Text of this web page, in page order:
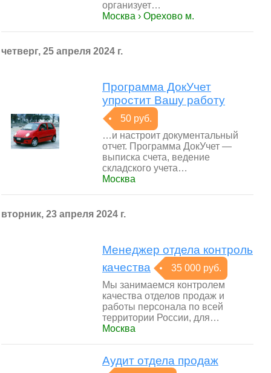
организует…
Москва › Орехово м.
четверг, 25 апреля 2024 г.
Программа ДокУчет
упростит Вашу работу
50 руб.
…и настроит документальный
отчет. Программа ДокУчет —
выписка счета, ведение
складского учета…
Москва
вторник, 23 апреля 2024 г.
Менеджер отдела контроль
качества
35 000 руб.
Мы занимаемся контролем
качества отделов продаж и
работы персонала по всей
территории России, для…
Москва
Аудит отдела продаж